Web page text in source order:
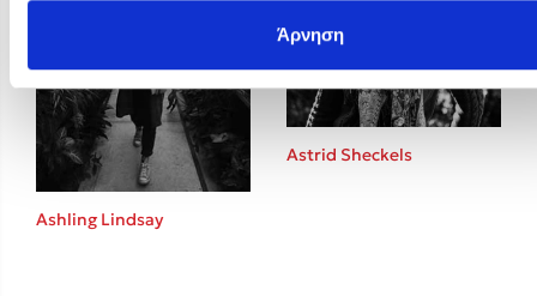
Άρνηση
Ashling Lindsay
Astrid Sheckels